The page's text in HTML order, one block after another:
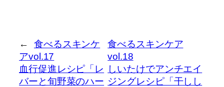
←
食べるスキンケ
アvol.17
血行促進レシピ「レ
バーと旬野菜のハー
食べるスキンケア
vol.18
しいたけでアンチエイ
ジングレシピ「干しし